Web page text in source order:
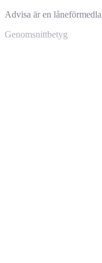
Advisa är en
Genomsnittbetyg